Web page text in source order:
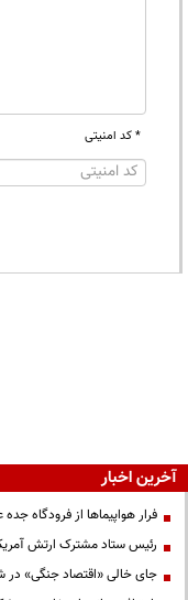
* کد امنیتی
آخرین اخبار
فرار هواپیماها از فرودگاه
رئیس ستاد مشترک ارتش
جای خالی «اقتصاد جنگی» در